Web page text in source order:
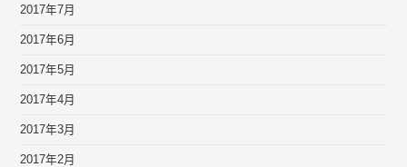
2017年7月
2017年6月
2017年5月
2017年4月
2017年3月
2017年2月